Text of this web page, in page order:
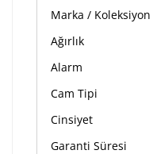
Marka / Koleksiyon
Ağırlık
Alarm
Cam Tipi
Cinsiyet
Garanti Süresi